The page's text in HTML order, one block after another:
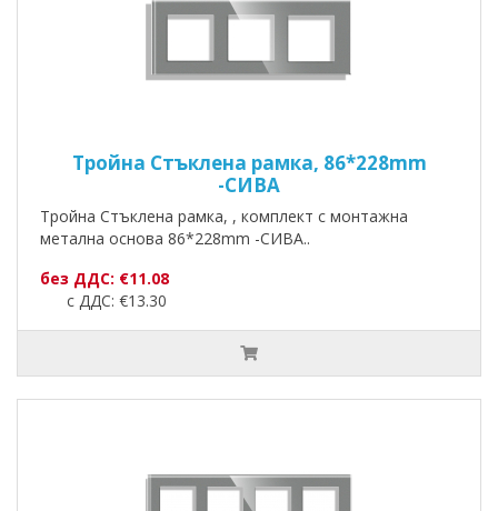
Тройна Стъклена рамка, 86*228mm
-СИВА
Тройна Стъклена рамка, , комплект с монтажна
метална основа 86*228mm -СИВА..
без ДДС: €11.08
с ДДС: €13.30